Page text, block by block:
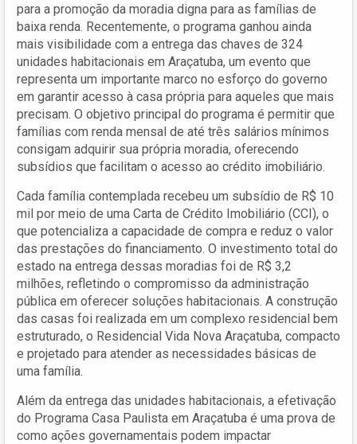
para a promoção da moradia digna para as famílias de
baixa renda. Recentemente, o programa ganhou ainda
mais visibilidade com a entrega das chaves de 324
unidades habitacionais em Araçatuba, um evento que
representa um importante marco no esforço do governo
em garantir acesso à casa própria para aqueles que mais
precisam. O objetivo principal do programa é permitir que
famílias com renda mensal de até três salários mínimos
consigam adquirir sua própria moradia, oferecendo
subsídios que facilitam o acesso ao crédito imobiliário.
Cada família contemplada recebeu um subsídio de R$ 10
mil por meio de uma Carta de Crédito Imobiliário (CCI), o
que potencializa a capacidade de compra e reduz o valor
das prestações do financiamento. O investimento total do
estado na entrega dessas moradias foi de R$ 3,2
milhões, refletindo o compromisso da administração
pública em oferecer soluções habitacionais. A construção
das casas foi realizada em um complexo residencial bem
estruturado, o Residencial Vida Nova Araçatuba, compacto
e projetado para atender as necessidades básicas de
uma família.
Além da entrega das unidades habitacionais, a efetivação
do Programa Casa Paulista em Araçatuba é uma prova de
como ações governamentais podem impactar